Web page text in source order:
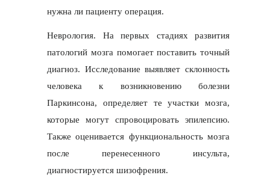
нужна ли пациенту операция.
Неврология. На первых стадиях развития
патологий мозга помогает поставить точный
диагноз. Исследование выявляет склонность
человека к возникновению болезни
Паркинсона, определяет те участки мозга,
которые могут спровоцировать эпилепсию.
Также оценивается функциональность мозга
после перенесенного инсульта,
диагностируется шизофрения.